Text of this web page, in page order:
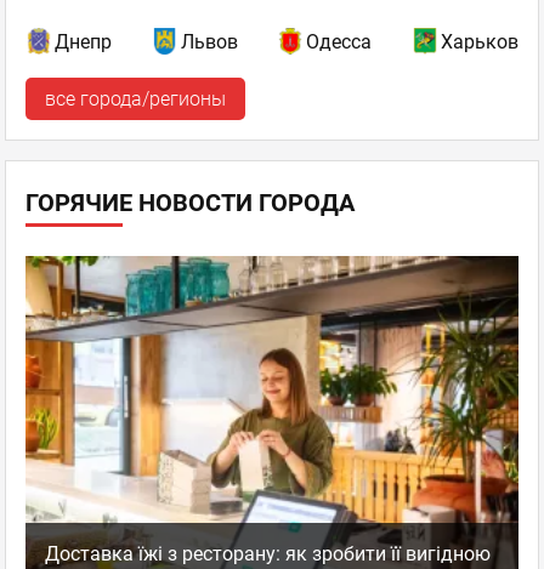
Днепр Львов Одесса Харьков
все города/регионы
ГОРЯЧИЕ НОВОСТИ ГОРОДА
Доставка їжі з ресторану: як зробити її вигідною